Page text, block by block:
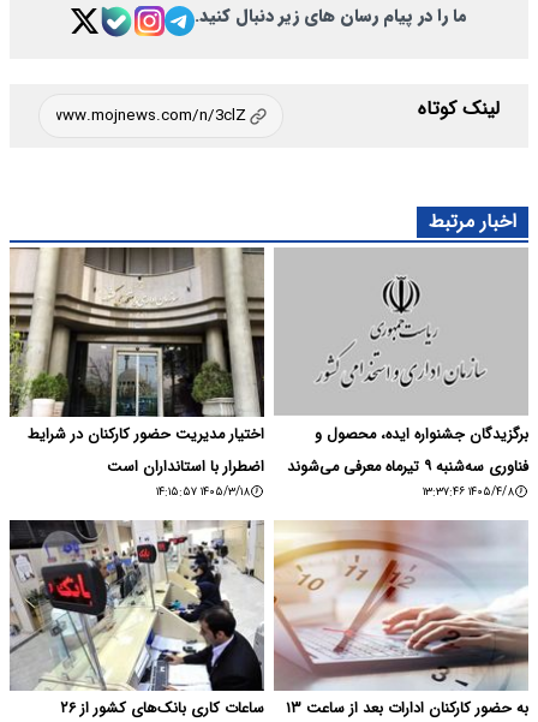
ما را در پیام رسان های زیر دنبال کنید.
لینک کوتاه
اخبار مرتبط
برگزیدگان جشنواره ایده، محصول و
فناوری سه‌شنبه ۹ تیرماه معرفی می‌شوند
۱۴۰۵/۴/۸ ۱۳:۳۷:۴۶
اختیار مدیریت حضور کارکنان در شرایط
اضطرار با استانداران است
۱۴۰۵/۳/۱۸ ۱۴:۱۵:۵۷
به حضور کارکنان ادارات بعد از ساعت ۱۳
ساعات کاری بانک‌های کشور از ۲۶